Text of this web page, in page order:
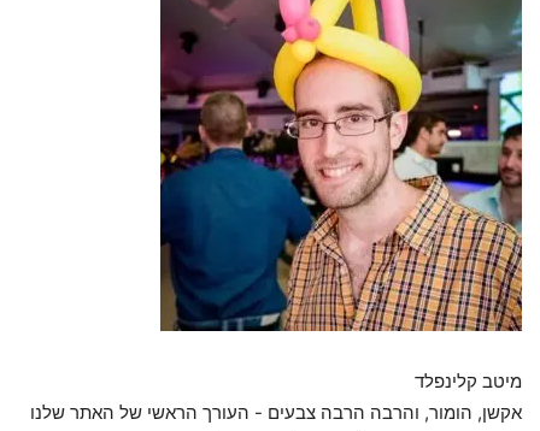
מיטב קלינפלד
אקשן, הומור, והרבה הרבה צבעים - העורך הראשי של האתר שלנו